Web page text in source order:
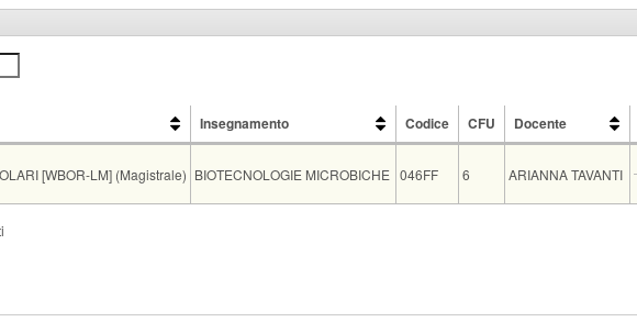
Insegnamento Codice CFU Docente
[WBOR-LM] (Magistrale) BIOTECNOLOGIE MICROBICHE 046FF 6 ARIANNA TAVANTI